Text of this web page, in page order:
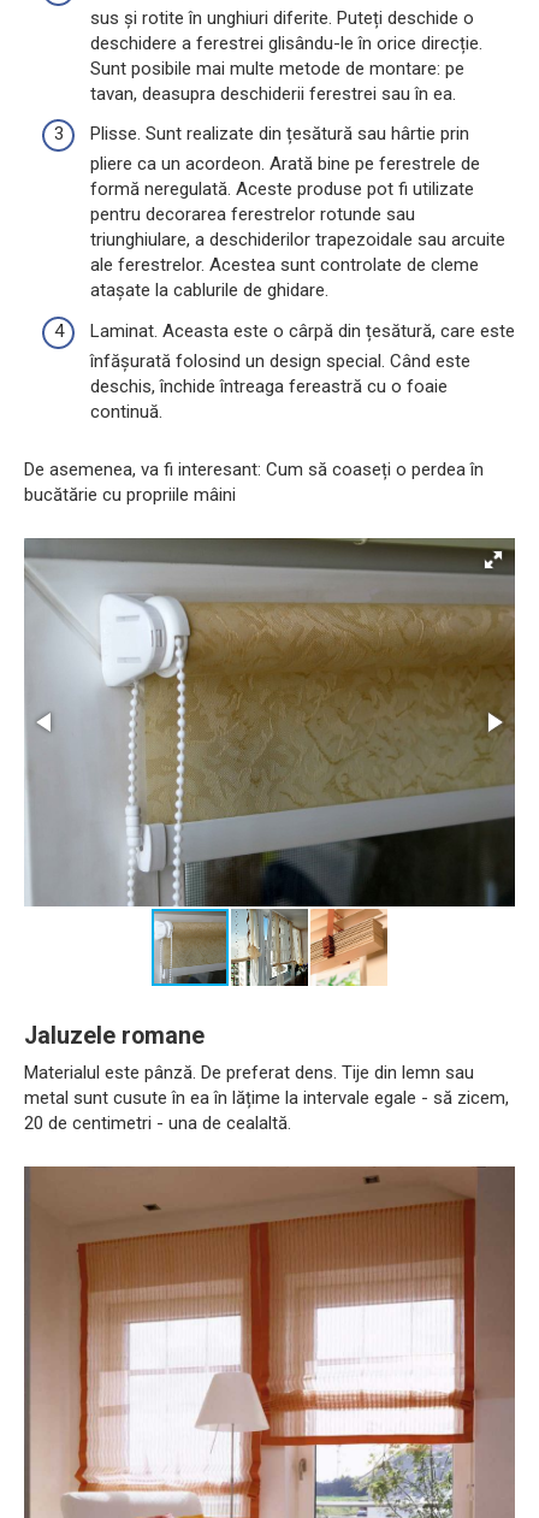
sus și rotite în unghiuri diferite. Puteți deschide o
deschidere a ferestrei glisându-le în orice direcție.
Sunt posibile mai multe metode de montare: pe
tavan, deasupra deschiderii ferestrei sau în ea.
Plisse. Sunt realizate din țesătură sau hârtie prin
pliere ca un acordeon. Arată bine pe ferestrele de
formă neregulată. Aceste produse pot fi utilizate
pentru decorarea ferestrelor rotunde sau
triunghiulare, a deschiderilor trapezoidale sau arcuite
ale ferestrelor. Acestea sunt controlate de cleme
atașate la cablurile de ghidare.
Laminat. Aceasta este o cârpă din țesătură, care este
înfășurată folosind un design special. Când este
deschis, închide întreaga fereastră cu o foaie
continuă.
De asemenea, va fi interesant: Cum să coaseți o perdea în
bucătărie cu propriile mâini
Jaluzele romane
Materialul este pânză. De preferat dens. Tije din lemn sau
metal sunt cusute în ea în lățime la intervale egale - să zicem,
20 de centimetri - una de cealaltă.